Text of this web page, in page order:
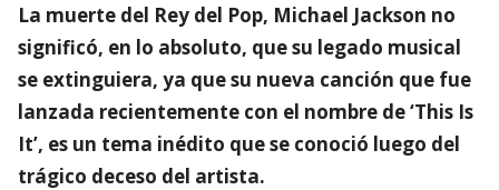
La muerte del Rey del Pop, Michael Jackson no
significó, en lo absoluto, que su legado musical
se extinguiera, ya que su nueva canción que fue
lanzada recientemente con el nombre de ‘This Is
It’, es un tema inédito que se conoció luego del
trágico deceso del artista.